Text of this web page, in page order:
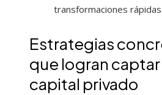
transformaciones rápidas.
Estrategias
que logran captar
capital privado